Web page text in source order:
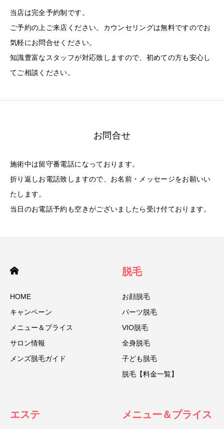
当店は完全予約制です。
ご予約の上ご来店ください。カウンセリングは無料ですのでお
気軽にお問合せください。
知識豊富なスタッフが対応致しますので、初めての方も安心し
てご相談ください。
お問合せ
施術中は留守番電話になっております。
折り返しお電話致しますので、お名前・メッセージをお願いい
たします。
当日のお電話予約も空きがございましたら受け付ております。
HOME
キャンペーン
メニュー＆プライス
サロン情報
メンズ脱毛ガイド
脱毛
お顔脱毛
パーツ脱毛
VIO脱毛
全身脱毛
子ども脱毛
脱毛【料金一覧】
エステ メニュー＆プライス